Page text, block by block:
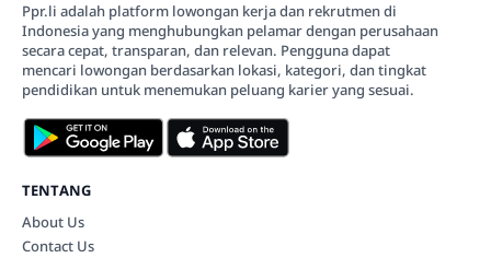
Ppr.li adalah platform lowongan kerja dan rekrutmen di
Indonesia yang menghubungkan pelamar dengan perusahaan
secara cepat, transparan, dan relevan. Pengguna dapat
mencari lowongan berdasarkan lokasi, kategori, dan tingkat
pendidikan untuk menemukan peluang karier yang sesuai.
TENTANG
About Us
Contact Us